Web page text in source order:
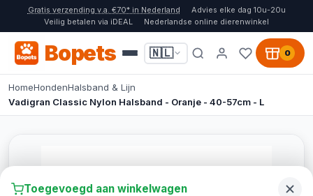
Gratis verzending v.a. €70* in Nederland
Advies elke dag 10u-20u
Veilig betalen via iDEAL
Nederlandse online dierenwinkel
Bopets 🇳🇱 0
HomeHondenHalsband & Lijn
Vadigran Classic Nylon Halsband - Oranje - 40-57cm - L
Toegevoegd aan winkelwagen